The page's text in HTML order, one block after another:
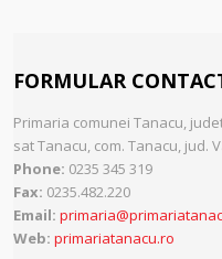
FORMULAR
Primaria comunei Tanacu,
sat Tanacu, com. Tanacu, jud.
Phone: 0235 345 319
Fax: 0235.482.220
Email:
Web: primariatanacu.ro